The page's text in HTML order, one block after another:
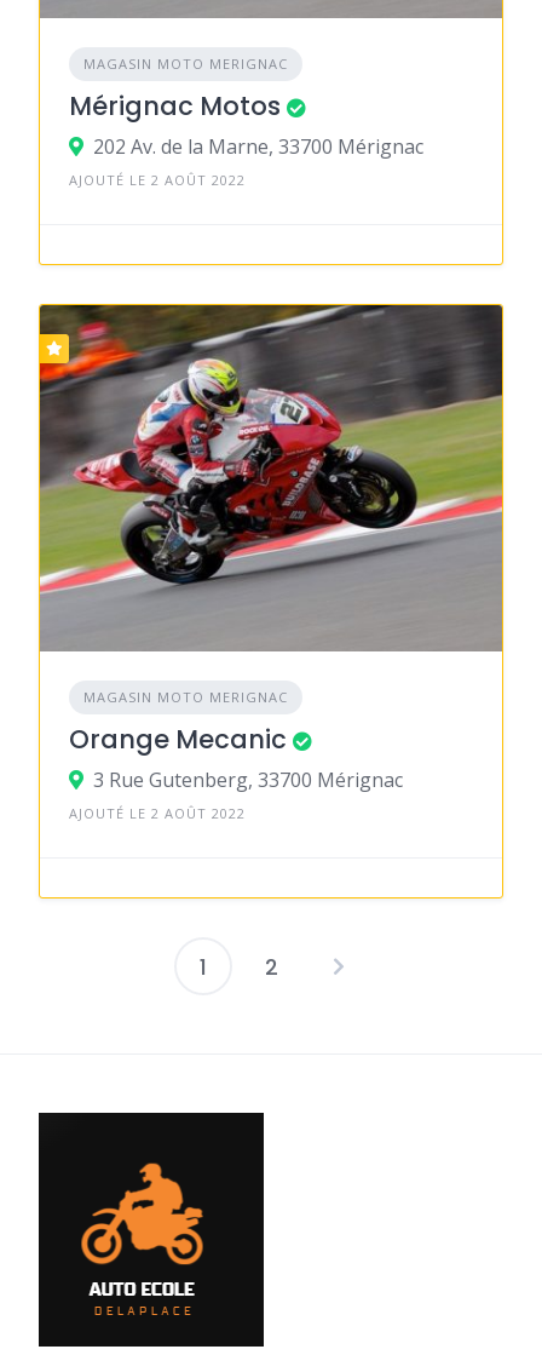
MAGASIN MOTO MERIGNAC
Mérignac Motos
202 Av. de la Marne, 33700 Mérignac
AJOUTÉ LE 2 AOÛT 2022
MAGASIN MOTO MERIGNAC
Orange Mecanic
3 Rue Gutenberg, 33700 Mérignac
AJOUTÉ LE 2 AOÛT 2022
Pagination
1 2